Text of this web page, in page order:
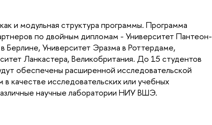
и модульная структура программы. Программа
по двойным дипломам - Университет Пантеон-
Берлине, Университет Эразма в Роттердаме,
Ланкастера, Великобритания. До 15 студентов
обеспечены расширенной исследовательской
качестве исследовательских или учебных
научные лаборатории НИУ ВШЭ.